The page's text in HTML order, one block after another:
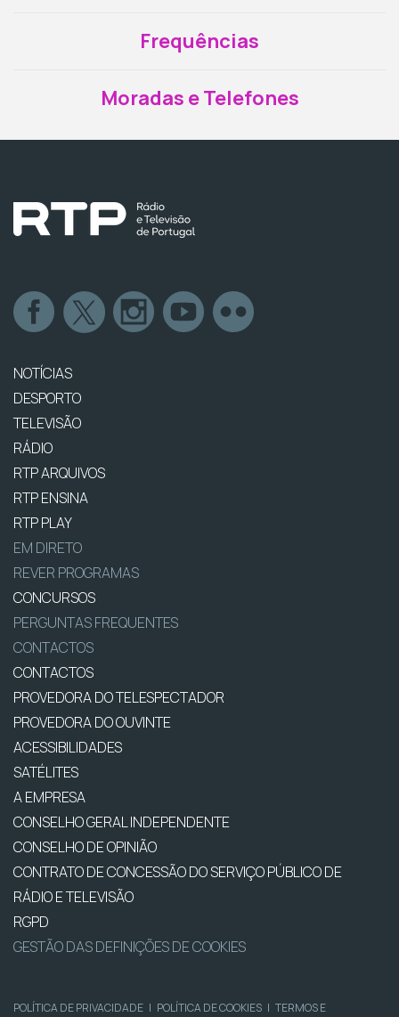
Frequências
Moradas e Telefones
NOTÍCIAS
DESPORTO
TELEVISÃO
RÁDIO
RTP ARQUIVOS
RTP ENSINA
RTP PLAY
EM DIRETO
REVER PROGRAMAS
CONCURSOS
PERGUNTAS FREQUENTES
CONTACTOS
CONTACTOS
PROVEDORA DO TELESPECTADOR
PROVEDORA DO OUVINTE
ACESSIBILIDADES
SATÉLITES
A EMPRESA
CONSELHO GERAL INDEPENDENTE
CONSELHO DE OPINIÃO
CONTRATO DE CONCESSÃO DO SERVIÇO PÚBLICO DE
RÁDIO E TELEVISÃO
RGPD
GESTÃO DAS DEFINIÇÕES DE COOKIES
POLÍTICA DE PRIVACIDADE | POLÍTICA DE COOKIES | TERMOS E